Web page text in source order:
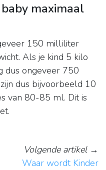
maximaal
150 milliliter
Als je kind 5 kilo
dus ongeveer 750
dus bijvoorbeeld 10
van 80-85 ml. Dit is
Volgende artikel→
Waar wordt Kinder